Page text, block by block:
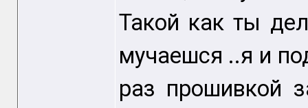
Такой как ты
мучаешся ..я и
раз прошивкой